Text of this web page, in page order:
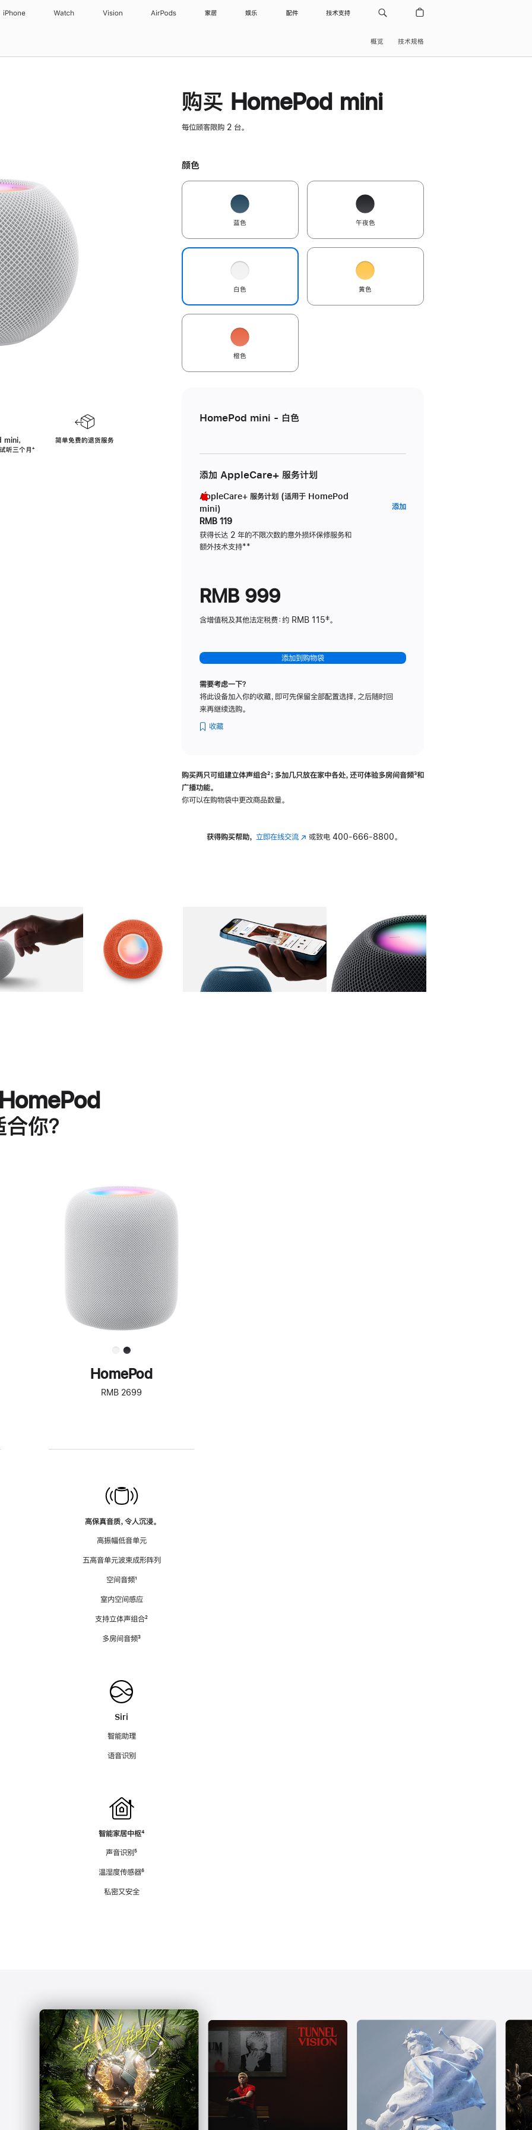
iPhone Watch Vision AirPods 家居 娱乐 配件 技术支持
概览 技术规格
，
听三个月脚
⁺
简单免费的退货服务
购买 HomePod mini
每位顾客限购 2 台。
颜色
蓝色 午夜色
白色 黄色
橙色
HomePod mini - 白色
添加 AppleCare+ 服务计划
AppleCare+ 服务计划 (适用于 HomePod
mini)
RMB 119
获得长达 2 年的不限次数的意外损坏保修服务和
额外技术支持脚
**
添加AppleCare+
RMB 999
含增值税及其他法定税费：约 RMB 115‡。
添加到购物袋
需要考虑一下？
将此设备加入你的收藏，即可先保留全部配置选择，之后随时回
来再继续选购。
收藏
购买两只可组建立体声组合脚
²；多加几只放在家中各处，还可体验多‍房‍间音频脚
³和
广播功能。
你可以在购物袋中更改商品数量。
获得购买帮助， 立即在线交流(在 或致电 400-666-8800。
图库 图像 图库 图像 图库 图像 4 图库 图像 5
你？
进
一
步
了
解
HomePod<
HomePod
RMB 2699
高保真音质，令人沉浸。
高振幅低音单元
五高音单元波束成形阵列
空间音频脚
¹
室内空间感应
支持立体声组合脚
²
多房间音频脚
³
Siri
智能助理
语音识别
智能家居中枢脚
⁴
声音识别脚
⁵
温湿度传感器脚
⁶
私密又安全